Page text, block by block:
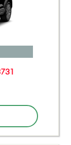
FLEX 2026